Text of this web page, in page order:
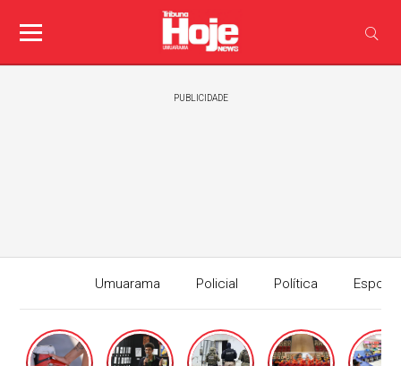
PUBLICIDADE
Umuarama Policial Política
Edição